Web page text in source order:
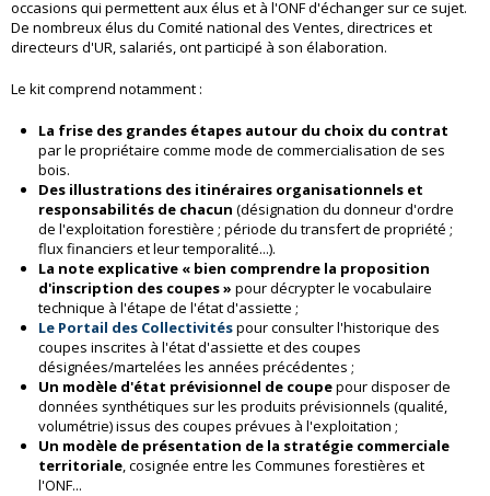
occasions qui permettent aux élus et à l'ONF d'échanger sur ce sujet.
De nombreux élus du Comité national des Ventes, directrices et
directeurs d'UR, salariés, ont participé à son élaboration.
Le kit comprend notamment :
La frise des grandes étapes autour du choix du contrat
par le propriétaire comme mode de commercialisation de ses
bois.
Des illustrations des itinéraires organisationnels et
responsabilités de chacun (désignation du donneur d'ordre
de l'exploitation forestière ; période du transfert de propriété ;
flux financiers et leur temporalité...).
La note explicative « bien comprendre la proposition
d'inscription des coupes » pour décrypter le vocabulaire
technique à l'étape de l'état d'assiette ;
Le Portail des Collectivitéspour consulter l'historique des
coupes inscrites à l'état d'assiette et des coupes
désignées/martelées les années précédentes ;
Un modèle d'état prévisionnel de coupepour disposer de
données synthétiques sur les produits prévisionnels (qualité,
volumétrie) issus des coupes prévues à l'exploitation ;
Un modèle de présentation de la stratégie commerciale
territoriale , cosignée entre les Communes forestières et
l'ONF...